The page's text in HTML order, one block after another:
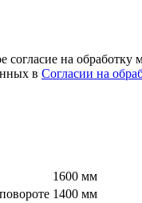
на
в Согласии на
1600 мм
1400 мм